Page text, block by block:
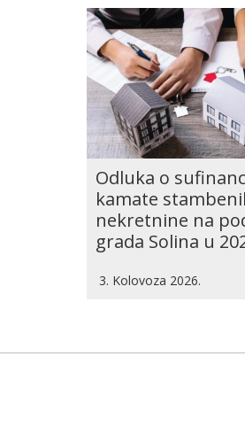
Odluka o
kamate
nekretnine na
grada Solina u
3. Kolovoza 2026.